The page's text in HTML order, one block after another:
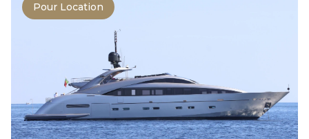
Pour Location